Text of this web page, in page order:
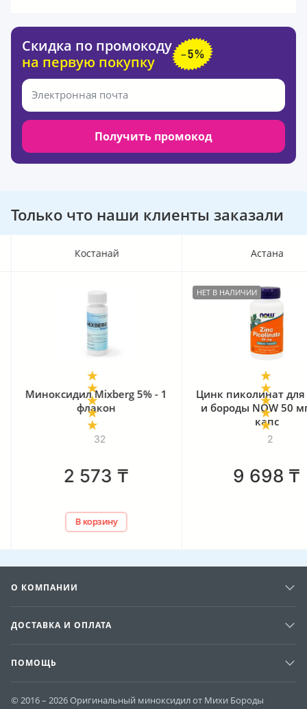
Скидка по промокоду
на первую покупку
Получить промокод
Только что наши клиенты заказали
5% - 1
НЕТ В НАЛИЧИИ
Цинк пиколинат для волос
и бороды NOW 50 мг, 120
9 698
ХИТ ПРОДАЖ
О КОМПАНИИ
ДОСТАВКА И ОПЛАТА
ПОМОЩЬ
© 2016 – 2026 Оригинальный миноксидил от Михи Бороды